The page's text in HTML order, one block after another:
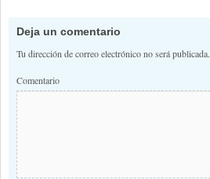
Deja un comentario
Tu dirección de correo electrónico no será publicada.
Comentario